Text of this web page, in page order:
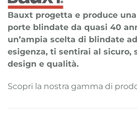
Bauxt progetta e produce
porte blindate da quasi 40
un’ampia scelta di blindate
esigenza, ti sentirai al sicuro,
design e qualità.
Scopri la nostra gamma di